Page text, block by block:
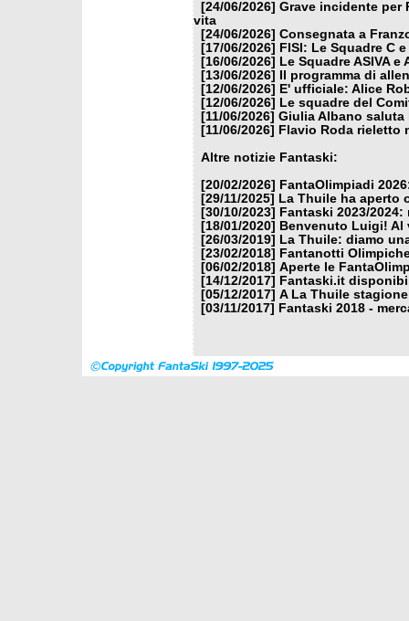
[24/06/2026] Grave incidente per
vita
[24/06/2026] Consegnata a
[17/06/2026]
FISI: Le Squadre C
[16/06/2026]
Le Squadre ASIVA
[13/06/2026]
Il programma di
[12/06/2026]
E' ufficiale: Alice
[12/06/2026]
Le squadre del
[11/06/2026] Giulia Albano saluta
[11/06/2026]
Flavio Roda rieletto
Altre notizie Fantaski:
[20/02/2026]
FantaOlimpiadi
[29/11/2025]
La Thuile ha aperto
[30/10/2023]
Fantaski 2023/
[18/01/2020]
Benvenuto Luigi! Al
[26/03/2019]
La Thuile: diamo
[23/02/2018]
Fantanotti
[06/02/2018] Aperte le
[14/12/2017]
Fantaski.it
[05/12/2017] A La Thuile
[03/11/2017]
Fantaski 2018 -